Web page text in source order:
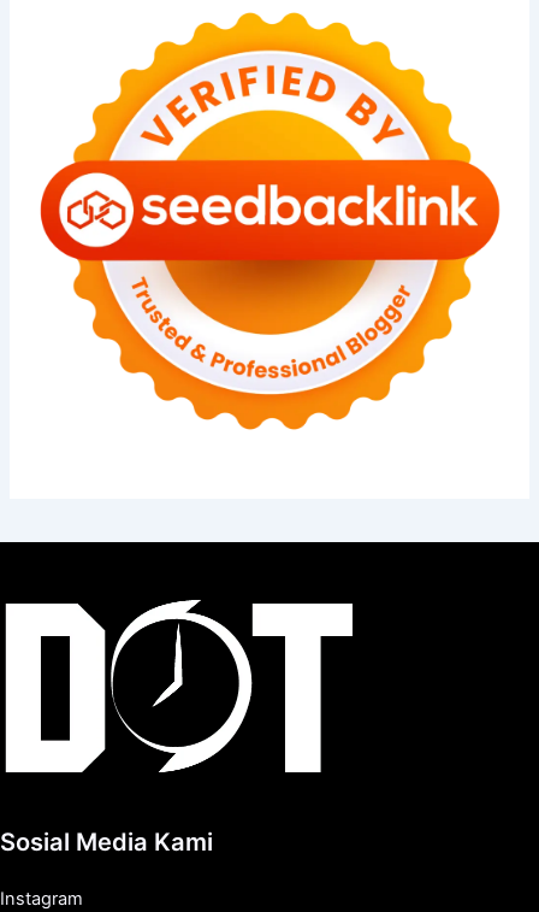
Sosial Media Kami
Instagram